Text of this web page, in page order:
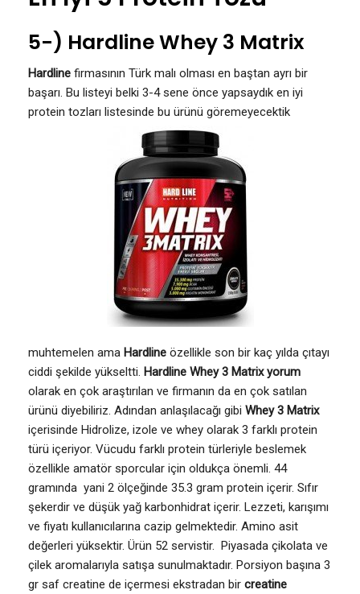
5-) Hardline Whey 3 Matrix
Hardline firmasının Türk malı olması en baştan ayrı bir
başarı. Bu listeyi belki 3-4 sene önce yapsaydık en iyi
protein tozları listesinde bu ürünü göremeyecektik
muhtemelen ama Hardline özellikle son bir kaç yılda çıtayı
ciddi şekilde yükseltti. Hardline Whey 3 Matrix yorum
olarak en çok araştırılan ve firmanın da en çok satılan
ürünü diyebiliriz. Adından anlaşılacağı gibi Whey 3 Matrix
içerisinde Hidrolize, izole ve whey olarak 3 farklı protein
türü içeriyor. Vücudu farklı protein türleriyle beslemek
özellikle amatör sporcular için oldukça önemli. 44
gramında yani 2 ölçeğinde 35.3 gram protein içerir. Sıfır
şekerdir ve düşük yağ karbonhidrat içerir. Lezzeti, karışımı
ve fiyatı kullanıcılarına cazip gelmektedir. Amino asit
değerleri yüksektir. Ürün 52 servistir. Piyasada çikolata ve
çilek aromalarıyla satışa sunulmaktadır. Porsiyon başına 3
gr saf creatine de içermesi ekstradan bir creatine